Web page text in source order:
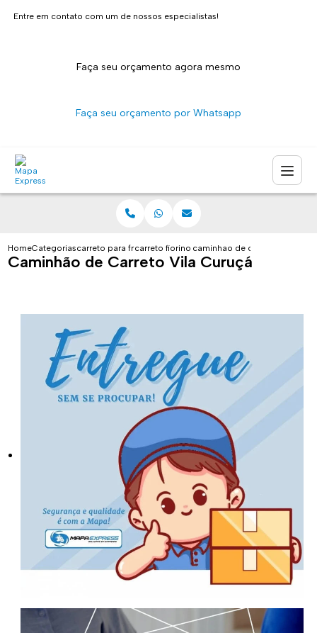
Entre em contato com um de nossos especialistas!
Faça seu orçamento agora mesmo
Faça seu orçamento por Whatsapp
HomeCategoriascarreto para fretescarreto fiorino sao paulocaminhao de carreto vila
Caminhão de Carreto Vila Curuçá